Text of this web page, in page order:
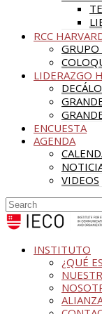
RCC
GRUPO
LIDERAZGO
ENCUESTA
AGENDA
VIDEOS
INSTITUTO
¿QUÉ